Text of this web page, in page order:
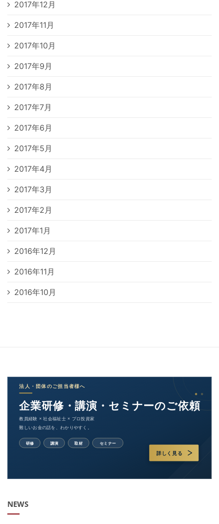
2017年12月
2017年11月
2017年10月
2017年9月
2017年8月
2017年7月
2017年6月
2017年5月
2017年4月
2017年3月
2017年2月
2017年1月
2016年12月
2016年11月
2016年10月
NEWS